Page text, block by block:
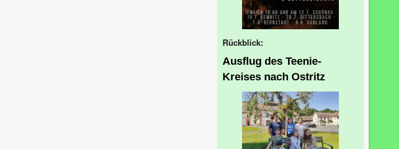
Rückblick:
Ausflug des Teenie-
Kreises nach Ostritz